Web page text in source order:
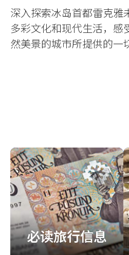
深入探索冰岛首都雷克雅
多彩文化和现代生活，
然美景的城市所提供的一
必读旅行信息